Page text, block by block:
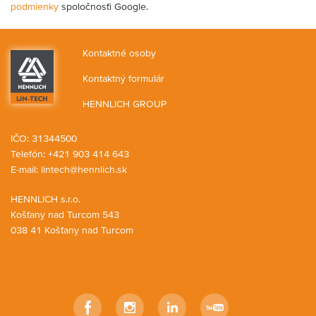
podmienky spoločnosťi Google.
Kontaktné osoby
Kontaktný formulár
HENNLICH GROUP
HENNLICH s.r.o.
Košťany nad Turcom 543
038 41 Košťany nad Turcom
IČO: 31344500
Telefón: +421 903 414 643
E-mail: lintech@hennlich.sk